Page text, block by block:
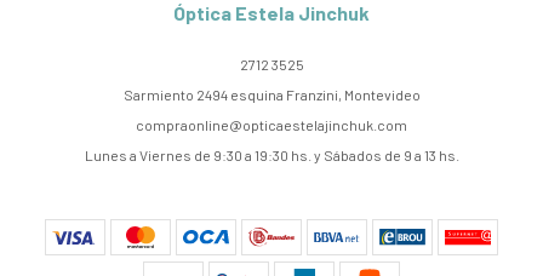
Óptica Estela Jinchuk
2712 3525
Sarmiento 2494 esquina Franzini, Montevideo
compraonline@opticaestelajinchuk.com
Lunes a Viernes de 9:30 a 19:30 hs. y Sábados de 9 a 13 hs.